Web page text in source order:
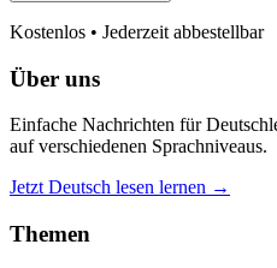
Kostenlos • Jederzeit abbestellbar
Über uns
Einfache Nachrichten für
auf verschiedenen Sprachniveaus.
Jetzt Deutsch lesen lernen →
Themen